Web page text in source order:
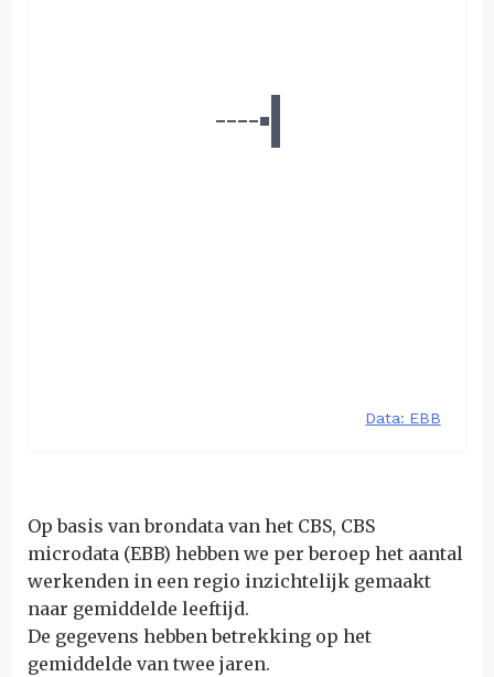
Op basis van brondata van het CBS, CBS
microdata (EBB) hebben we per beroep het aantal
werkenden in een regio inzichtelijk gemaakt
naar gemiddelde leeftijd.
De gegevens hebben betrekking op het
gemiddelde van twee jaren.